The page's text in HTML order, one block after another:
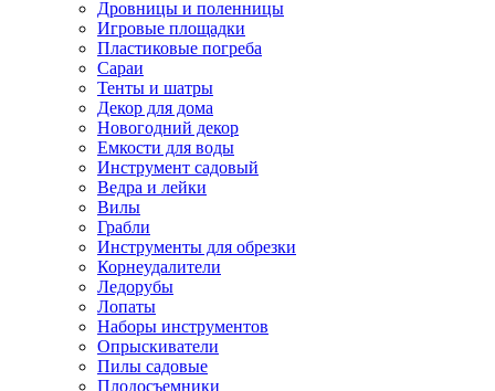
Дровницы и поленницы
Игровые площадки
Пластиковые погреба
Сараи
Тенты и шатры
Декор для дома
Новогодний декор
Емкости для воды
Инструмент садовый
Ведра и лейки
Вилы
Грабли
Инструменты для обрезки
Корнеудалители
Ледорубы
Лопаты
Наборы инструментов
Опрыскиватели
Пилы садовые
Плодосъемники